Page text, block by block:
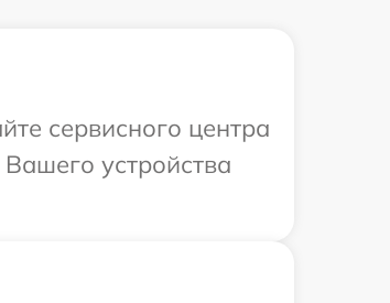
сервисного центра
устройства